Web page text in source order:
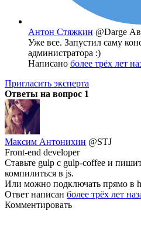
Антон Стяжкин @Darge
Уже все. Запустил саму
администратора :)
Написано более трёх лет
Пригласить эксперта
Ответы на вопрос 1
Максим Антонихин @STJ
Front-end developer
Ставьте gulp c gulp-coffee и
компилиться в js.
Или можно подключать прямо в
Ответ написан более трёх лет
Комментировать